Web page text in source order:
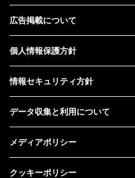
広告掲載について
個人情報保護方針
情報セキュリティ方針
データ収集と利用について
メディアポリシー
クッキーポリシー